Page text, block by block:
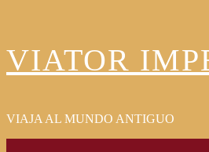
VIATOR
VIAJA AL MUNDO ANTIGUO